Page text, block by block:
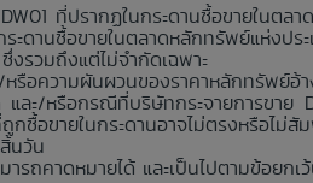
ที่ปรากฏในกระดานซื้อขายในต
ดานซื้อขายในตลาดหลักทรัพย์แห่งปร
รวมถึงแต่ไม่จำกัดเฉพาะ
อความผันผวนของราคาหลักทรัพย์อ้
ละ/หรือกรณีที่บริษัทกระจายการขาย
กซื้อขายในกระดานอาจไม่ตรงหรือไม่
นวัน
ถคาดหมายได้ และเป็นไปตามข้อยก